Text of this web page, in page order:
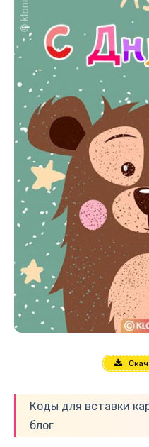
Коды для вставки
блог